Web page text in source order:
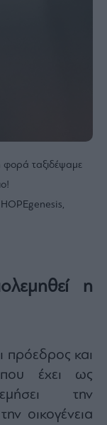
ταξιδέψαμε
η
πρόεδρος και
που έχει ως
την
οικογένεια